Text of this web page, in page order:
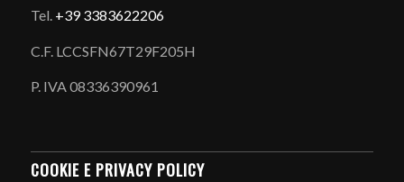
Tel. +39 3383622206
C.F. LCCSFN67T29F205H
P. IVA 08336390961
COOKIE E PRIVACY POLICY